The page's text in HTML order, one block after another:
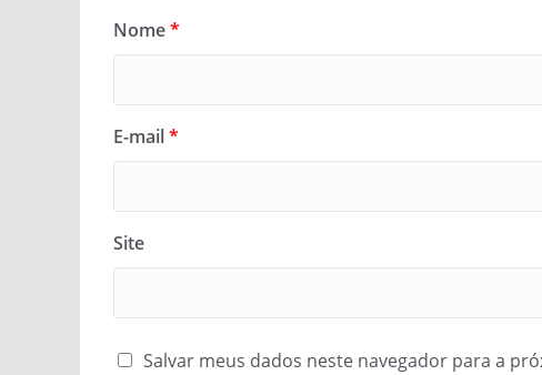
Nome*
E-mail*
Site
Salvar meus dados neste navegador para a